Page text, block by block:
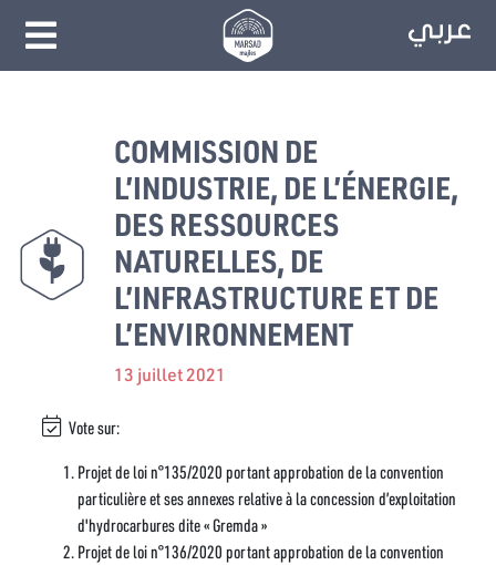
COMMISSION DE
L’INDUSTRIE, DE L’ÉNERGIE,
DES RESSOURCES
NATURELLES, DE
L’INFRASTRUCTURE ET DE
L’ENVIRONNEMENT
13 juillet 2021
Vote sur:
Projet de loi n°135/2020 portant approbation de la convention
particulière et ses annexes relative à la concession d’exploitation
d'hydrocarbures dite « Gremda »
Projet de loi n°136/2020 portant approbation de la convention